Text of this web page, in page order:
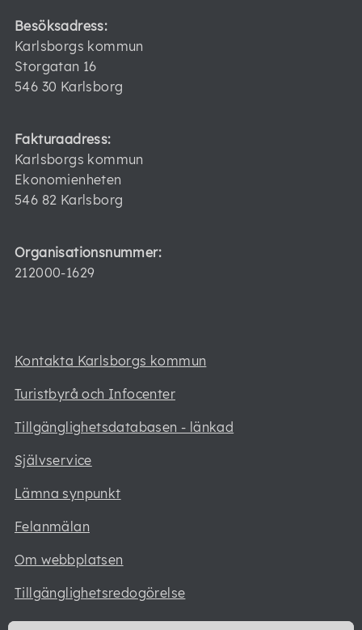
Besöksadress:
Karlsborgs kommun
Storgatan 16
546 30 Karlsborg
Fakturaadress:
Karlsborgs kommun
Ekonomienheten
546 82 Karlsborg
Organisationsnummer:
212000-1629
Kontakta Karlsborgs kommun
Turistbyrå och Infocenter
Tillgänglighetsdatabasen - länkad
Självservice
Lämna synpunkt
Felanmälan
Om webbplatsen
Tillgänglighetsredogörelse